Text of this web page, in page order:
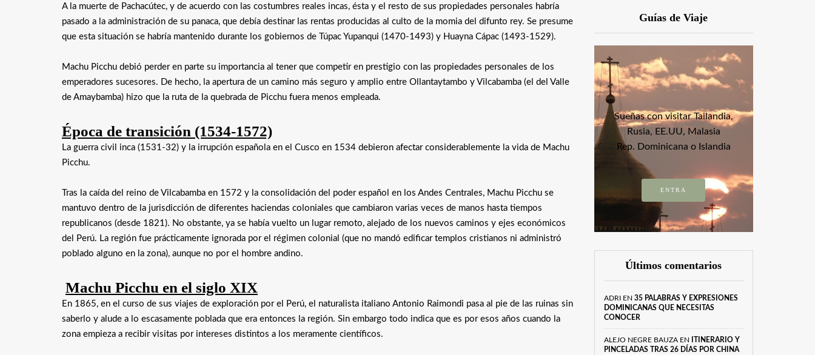
A la muerte de Pachacútec, y de acuerdo con las costumbres reales incas, ésta y el resto de sus propiedades personales habría
pasado a la administración de su panaca, que debía destinar las rentas producidas al culto de la momia del difunto rey. Se presume
que esta situación se habría mantenido durante los gobiernos de Túpac Yupanqui (1470-1493) y Huayna Cápac (1493-1529).
Machu Picchu debió perder en parte su importancia al tener que competir en prestigio con las propiedades personales de los
emperadores sucesores. De hecho, la apertura de un camino más seguro y amplio entre Ollantaytambo y Vilcabamba (el del Valle
de Amaybamba) hizo que la ruta de la quebrada de Picchu fuera menos empleada.
Época de transición (1534-1572)
La guerra civil inca (1531-32) y la irrupción española en el Cusco en 1534 debieron afectar considerablemente la vida de Machu
Picchu.
Tras la caída del reino de Vilcabamba en 1572 y la consolidación del poder español en los Andes Centrales, Machu Picchu se
mantuvo dentro de la jurisdicción de diferentes haciendas coloniales que cambiaron varias veces de manos hasta tiempos
republicanos (desde 1821). No obstante, ya se había vuelto un lugar remoto, alejado de los nuevos caminos y ejes económicos
del Perú. La región fue prácticamente ignorada por el régimen colonial (que no mandó edificar templos cristianos ni administró
poblado alguno en la zona), aunque no por el hombre andino.
Machu Picchu en el siglo XIX
En 1865, en el curso de sus viajes de exploración por el Perú, el naturalista italiano Antonio Raimondi pasa al pie de las ruinas sin
saberlo y alude a lo escasamente poblada que era entonces la región. Sin embargo todo indica que es por esos años cuando la
zona empieza a recibir visitas por intereses distintos a los meramente científicos.
Guías de Viaje
Sueñas con visitar Tailandia,
Rusia, EE.UU, Malasia
Rep. Dominicana o Islandia
ENTRA
Últimos comentarios
ADRIEN 35 PALABRAS Y EXPRESIONES
DOMINICANAS QUE NECESITAS
CONOCER
ALEJO NEGRE BAUZAEN
ITINERARIO Y
PINCELADAS TRAS 26 DÍAS POR CHINA